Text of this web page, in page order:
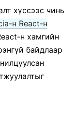
хүссээс чинь
н React-н
н хамгийн
байдлаар